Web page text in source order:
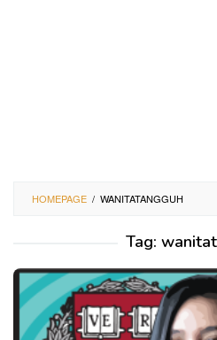
HOMEPAGE / WANITATANGGUH
Tag: